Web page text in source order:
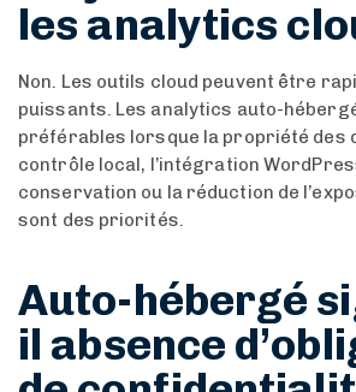
les analytics
Non. Les outils cloud peuvent être
puissants. Les analytics auto-
préférables lorsque la propriété des
contrôle local, l’intégration
conservation ou la réduction de
sont des priorités.
Auto-hébergé
il absence